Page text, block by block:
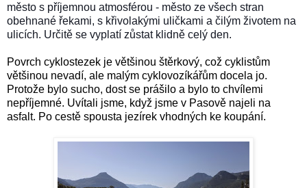
město s příjemnou atmosférou - město ze všech stran
obehnané řekami, s křivolakými uličkami a čilým životem na
ulicích. Určitě se vyplatí zůstat klidně celý den.
Povrch cyklostezek je většinou štěrkový, což cyklistům
většinou nevadí, ale malým cyklovozíkářům docela jo.
Protože bylo sucho, dost se prášilo a bylo to chvílemi
nepříjemné. Uvítali jsme, když jsme v Pasově najeli na
asfalt. Po cestě spousta jezírek vhodných ke koupání.